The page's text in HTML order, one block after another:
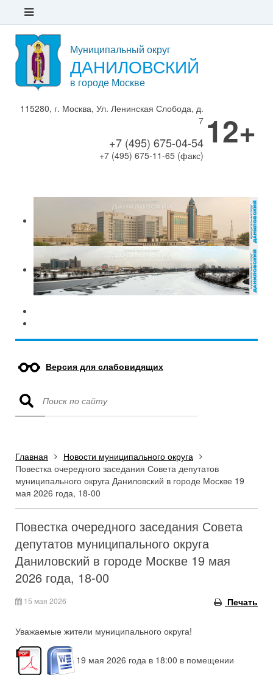
Муниципальный округ
ДАНИЛОВСКИЙ
в городе Москве
115280, г. Москва, Ул. Ленинская Слобода, д.
7
+7 (495) 675-04-54
+7 (495) 675-11-65 (факс)
12+
Версия для слабовидящих
Главная
Новости муниципального округа
Повестка очередного заседания Совета депутатов
муниципального округа Даниловский в городе Москве 19
мая 2026 года, 18-00
Повестка очередного заседания Совета
депутатов муниципального округа
Даниловский в городе Москве 19 мая
2026 года, 18-00
15 мая 2026 Печать
Уважаемые жители муниципального округа!
19 мая 2026 года в 18:00 в помещении